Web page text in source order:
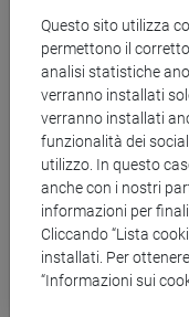
Piano di studio
Insegnamenti
Esami
Doppio
London (UCL)
Tirocinio e
Questo sito utilizza
permettono il
analisi statistiche
verranno installati
verranno installati
funzionalità dei
utilizzo. In questo
anche con i nostri
informazioni per
Cliccando “Lista
installati. Per
“Informazioni sui